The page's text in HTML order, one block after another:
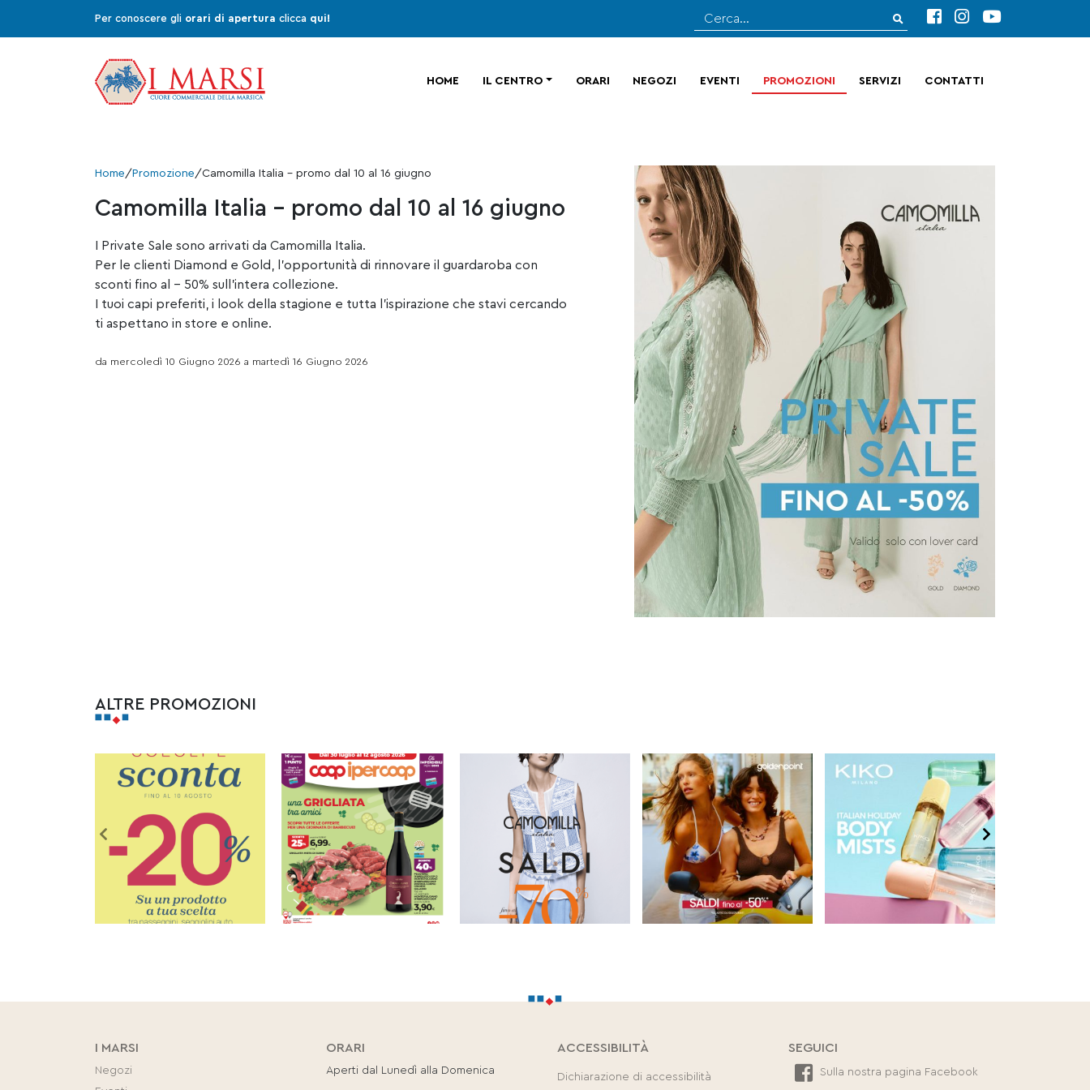
Per conoscere gli orari di apertura clicca qui!
HOME IL CENTRO ORARI NEGOZI EVENTI PROMOZIONI SERVIZI CONTATTI
Home/ Promozione/Camomilla Italia – promo dal 10 al 16 giugno
Camomilla Italia – promo dal 10 al 16 giugno
I Private Sale sono arrivati da Camomilla Italia.
Per le clienti Diamond e Gold, l’opportunità di rinnovare il guardaroba con
sconti fino al – 50% sull’intera collezione.
I tuoi capi preferiti, i look della stagione e tutta l’ispirazione che stavi cercando
ti aspettano in store e online.
da mercoledì 10 Giugno 2026 a martedì 16 Giugno 2026
ALTRE PROMOZIONI
I MARSI
Negozi
ORARI
Aperti dal Lunedì alla Domenica
ACCESSIBILITÀ
Dichiarazione di accessibilità
SEGUICI
Sulla nostra pagina Facebook